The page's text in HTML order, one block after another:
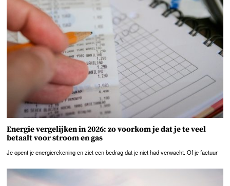
Energie vergelijken in 2026: zo voorkom je dat je te veel
betaalt voor stroom en gas
Je opent je energierekening en ziet een bedrag dat je niet had verwacht. Of je factuur